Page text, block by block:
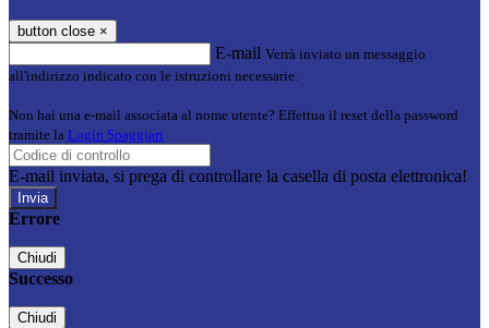
button close ×
E-mail Verrà inviato un messaggio
all'indirizzo indicato con le istruzioni necessarie.
Non hai una e-mail associata al nome utente? Effettua il reset della password
tramite la Login Spaggiari
E-mail inviata, si prega di controllare la casella di posta elettronica!
Errore
Chiudi
Successo
Chiudi